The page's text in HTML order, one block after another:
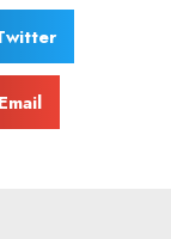
Email